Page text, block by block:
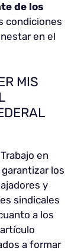
de los
condiciones
en el
MIS
en
los
y
sindicales
a los
a formar